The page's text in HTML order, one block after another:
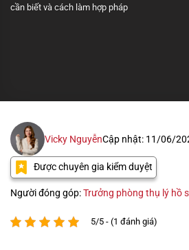
cần biết và cách làm hợp pháp
Vicky NguyễnCập nhật: 11/06/
Được chuyên gia kiểm duyệt
Người đóng góp:Trưởng phòng thụ lý hồ
5/5 - (1 đánh giá)